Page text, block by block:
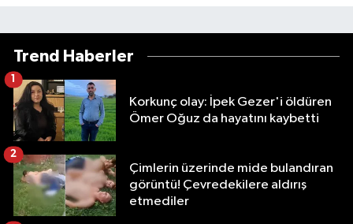
Trend Haberler
Korkunç olay: İpek Gezer'i öldüren
Ömer Oğuz da hayatını kaybetti
1
Çimlerin üzerinde mide bulandıran
görüntü! Çevredekilere aldırış
etmediler
2